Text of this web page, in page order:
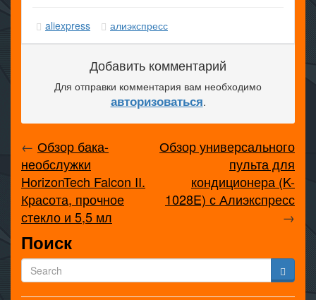
aliexpress алиэкспресс
Добавить комментарий
Для отправки комментария вам необходимо
авторизоваться.
← Обзор бака-
необслужки
HorizonTech Falcon II.
Красота, прочное
стекло и 5,5 мл
Обзор универсального
пульта для
кондиционера (K-
1028E) с Алиэкспресс
→
Поиск